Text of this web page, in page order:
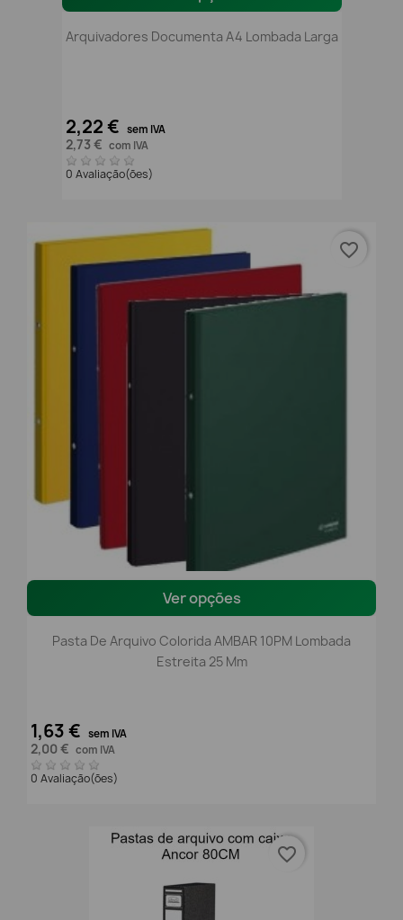
Arquivadores Documenta A4 Lombada Larga
2,22 € sem IVA
2,73 € com IVA
0 Avaliação(ões)
Ver opções
Pasta De Arquivo Colorida AMBAR 10PM Lombada
Estreita 25 Mm
1,63 € sem IVA
2,00 € com IVA
0 Avaliação(ões)
favorite_border
favorite_border